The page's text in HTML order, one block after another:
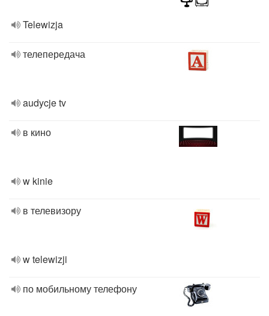
Telewizja
телепередача
audycje tv
в кино
w kinie
в телевизору
w telewizji
по мобильному телефону